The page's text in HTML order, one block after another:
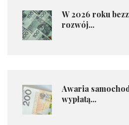
​W 2026 roku
rozwój...
​Awaria
wypłatą...